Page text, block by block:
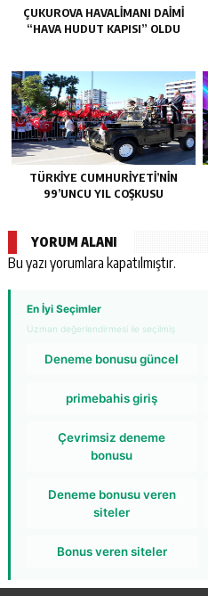
ÇUKUROVA HAVALİMANI DAİMİ
“HAVA HUDUT KAPISI” OLDU
TÜRKİYE CUMHURİYETİ’NİN
99’UNCU YIL COŞKUSU
YORUM ALANI
Bu yazı yorumlara kapatılmıştır.
En İyi Seçimler
Uzman değerlendirmesi ile seçilmiş
Deneme bonusu güncel
primebahis giriş
Çevrimsiz deneme
bonusu
Deneme bonusu veren
siteler
Bonus veren siteler